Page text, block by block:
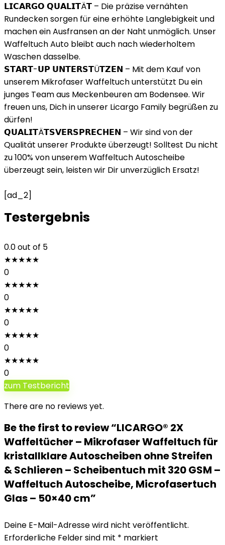
𝗟𝗜𝗖𝗔𝗥𝗚𝗢 𝗤𝗨𝗔𝗟𝗜𝗧Ä𝗧 – Die präzise vernähten
Rundecken sorgen für eine erhöhte Langlebigkeit und
machen ein Ausfransen an der Naht unmöglich. Unser
Waffeltuch Auto bleibt auch nach wiederholtem
Waschen dasselbe.
𝗦𝗧𝗔𝗥𝗧-𝗨𝗣 𝗨𝗡𝗧𝗘𝗥𝗦𝗧Ü𝗧𝗭𝗘𝗡 – Mit dem Kauf von
unserem Mikrofaser Waffeltuch unterstützt Du ein
junges Team aus Meckenbeuren am Bodensee. Wir
freuen uns, Dich in unserer Licargo Family begrüßen zu
dürfen!
𝗤𝗨𝗔𝗟𝗜𝗧Ä𝗧𝗦𝗩𝗘𝗥𝗦𝗣𝗥𝗘𝗖𝗛𝗘𝗡 – Wir sind von der
Qualität unserer Produkte überzeugt! Solltest Du nicht
zu 100% von unserem Waffeltuch Autoscheibe
überzeugt sein, leisten wir Dir unverzüglich Ersatz!
[ad_2]
Testergebnis
0.0out of 5
★★★★★
0
★★★★★
0
★★★★★
0
★★★★★
0
★★★★★
0
zum Testbericht
There are no reviews yet.
Be the first to review “LICARGO® 2X
Waffeltücher – Mikrofaser Waffeltuch für
kristallklare Autoscheiben ohne Streifen
& Schlieren – Scheibentuch mit 320 GSM –
Waffeltuch Autoscheibe, Microfasertuch
Glas – 50×40 cm”
Deine E-Mail-Adresse wird nicht veröffentlicht.
Erforderliche Felder sind mit * markiert